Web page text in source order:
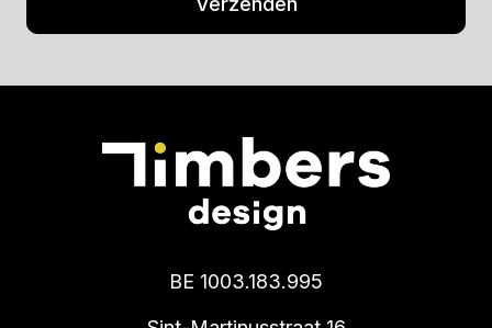
BE 1003.183.995